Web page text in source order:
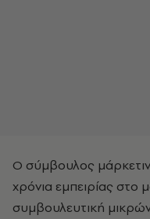
Ο σύμβουλος
χρόνια εμπειρίας στο
συμβουλευτική